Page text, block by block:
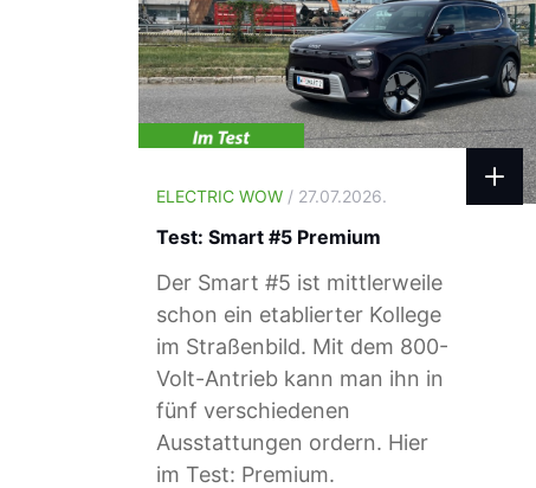
ELECTRIC WOW / 27.07.2026.
Test: Smart #5 Premium
Der Smart #5 ist mittlerweile
schon ein etablierter Kollege
im Straßenbild. Mit dem 800-
Volt-Antrieb kann man ihn in
fünf verschiedenen
Ausstattungen ordern. Hier
im Test: Premium.